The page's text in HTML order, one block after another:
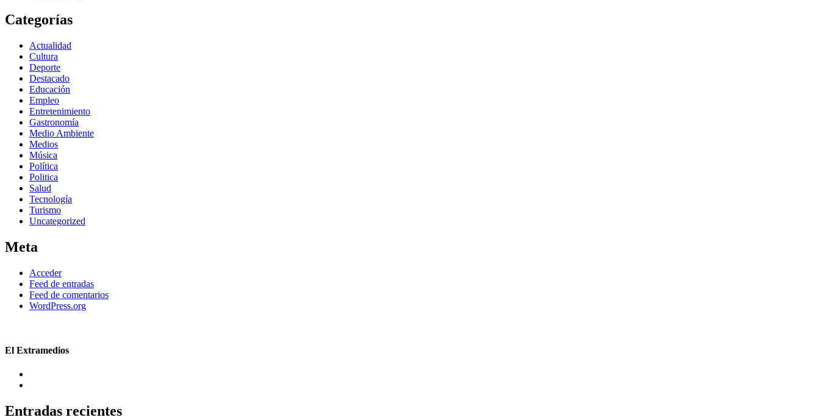
Categorías
Actualidad
Cultura
Deporte
Destacado
Educación
Empleo
Entretenimiento
Gastronomía
Medio Ambiente
Medios
Música
Política
Politica
Salud
Tecnología
Turismo
Uncategorized
Meta
Acceder
Feed de entradas
Feed de comentarios
WordPress.org
El Extramedios
Entradas recientes